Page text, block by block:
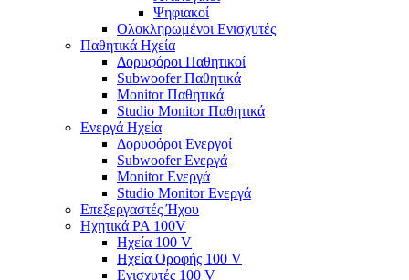
Ψηφιακοί
Ολοκληρωμένοι Ενισχυτές
Παθητικά Ηχεία
Δορυφόροι Παθητικοί
Subwoofer Παθητικά
Monitor Παθητικά
Studio Monitor Παθητικά
Ενεργά Ηχεία
Δορυφόροι Ενεργοί
Subwoofer Ενεργά
Monitor Ενεργά
Studio Monitor Ενεργά
Επεξεργαστές Ήχου
Ηχητικά PA 100V
Ηχεία 100 V
Ηχεία Οροφής 100 V
Ενισχυτές 100 V